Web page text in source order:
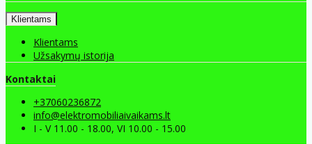
Klientams
Klientams
Užsakymų istorija
Kontaktai
+37060236872
info@elektromobiliaivaikams.lt
I - V 11.00 - 18.00, VI 10.00 - 15.00